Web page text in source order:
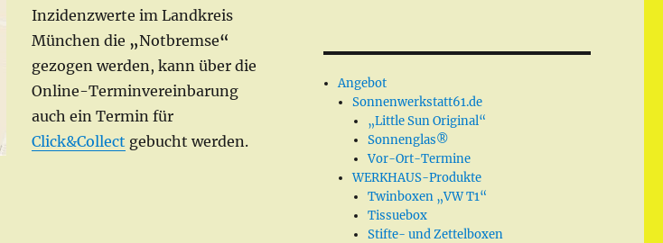
Inzidenzwerte im Landkreis
München die „Notbremse“
gezogen werden, kann über die
Online-Terminvereinbarung
auch ein Termin für
Click&Collect gebucht werden.
Angebot
Sonnenwerkstatt61.de
„Little Sun Original“
Sonnenglas®
Vor-Ort-Termine
WERKHAUS-Produkte
Twinboxen „VW T1“
Tissuebox
Stifte- und Zettelboxen